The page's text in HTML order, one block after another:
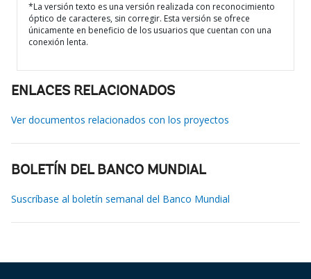
*La versión texto es una versión realizada con reconocimiento
óptico de caracteres, sin corregir. Esta versión se ofrece
únicamente en beneficio de los usuarios que cuentan con una
conexión lenta.
ENLACES RELACIONADOS
Ver documentos relacionados con los proyectos
BOLETÍN DEL BANCO MUNDIAL
Suscríbase al boletín semanal del Banco Mundial